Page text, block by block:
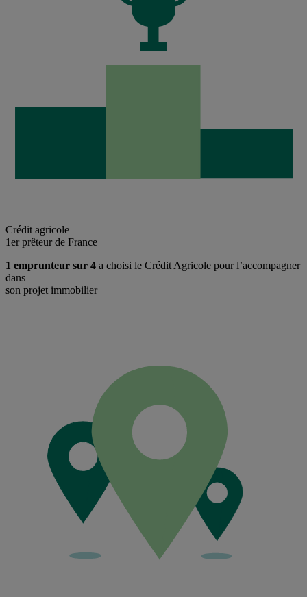
Crédit agricole
1er prêteur de France
1 emprunteur sur 4 a choisi le Crédit Agricole pour l’accompagner
dans
son projet immobilier